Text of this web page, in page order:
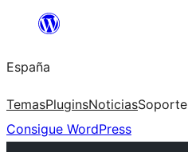
Saltar
contenido
España
TemasPluginsNoticiasSoporte
Consigue WordPress